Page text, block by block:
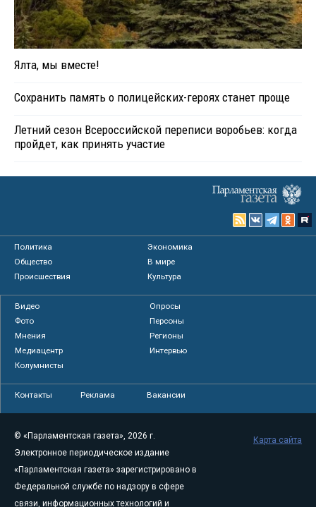
Ялта, мы вместе!
Сохранить память о полицейских-героях станет проще
Летний сезон Всероссийской переписи воробьев: когда
пройдет, как принять участие
Политика
Экономика
Общество
В мире
Происшествия
Культура
Видео
Опросы
Фото
Персоны
Мнения
Регионы
Медиацентр
Интервью
Колумнисты
Контакты Реклама Вакансии
© «Парламентская газета», 2026 г.
Электронное периодическое издание
«Парламентская газета» зарегистрировано в
Федеральной службе по надзору в сфере
связи, информационных технологий и
Карта сайта